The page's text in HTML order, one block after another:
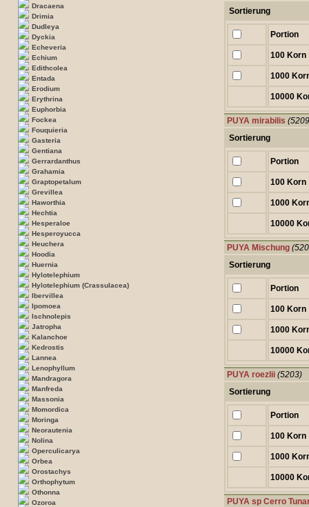
Dracaena
Drimia
Dudleya
Dyckia
Echeveria
Echium
Edithcolea
Entada
Erodium
Erythrina
Euphorbia
Fockea
Fouquieria
Gasteria
Gentiana
Gerrardanthus
Grahamia
Graptopetalum
Grevillea
Haworthia
Hechtia
Hesperaloe
Hesperoyucca
Heuchera
Hoodia
Huernia
Hylotelephium
Hylotelephium (Crassulacea)
Ibervillea
Ipomoea
Ischnolepis
Jatropha
Kalanchoe
Kedrostis
Lannea
Lenophyllum
Mandragora
Manfreda
Massonia
Momordica
Moringa
Neorautenia
Nolina
Operculicarya
Orbea
Orostachys
Orthophytum
Othonna
Ozoroa
Sortierung
Portion
100 Korn
1000
10000
PUYA mirabilis
Sortierung
Portion
100 Korn
1000
10000
PUYA Mischung
Sortierung
Portion
100 Korn
1000
10000
PUYA roezlii (5203)
Sortierung
Portion
100 Korn
1000
10000
PUYA sp Cerro